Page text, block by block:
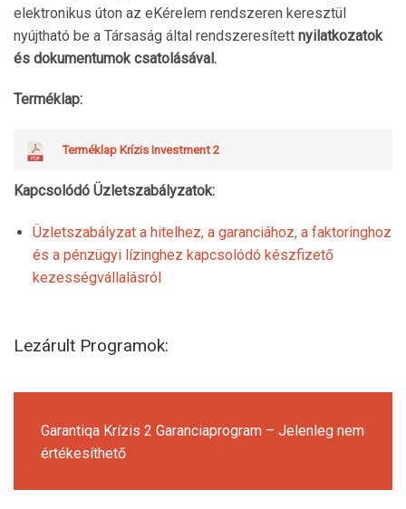
elektronikus úton az eKérelem rendszeren keresztül
nyújtható be a Társaság által rendszeresített nyilatkozatok
és dokumentumok csatolásával.
Terméklap:
Terméklap Krízis Investment 2
Kapcsolódó Üzletszabályzatok:
Üzletszabályzat a hitelhez, a garanciához, a faktoringhoz
és a pénzügyi lízinghez kapcsolódó készfizető
kezességvállalásról
Lezárult Programok:
Garantiqa Krízis 2 Garanciaprogram – Jelenleg nem
értékesíthető